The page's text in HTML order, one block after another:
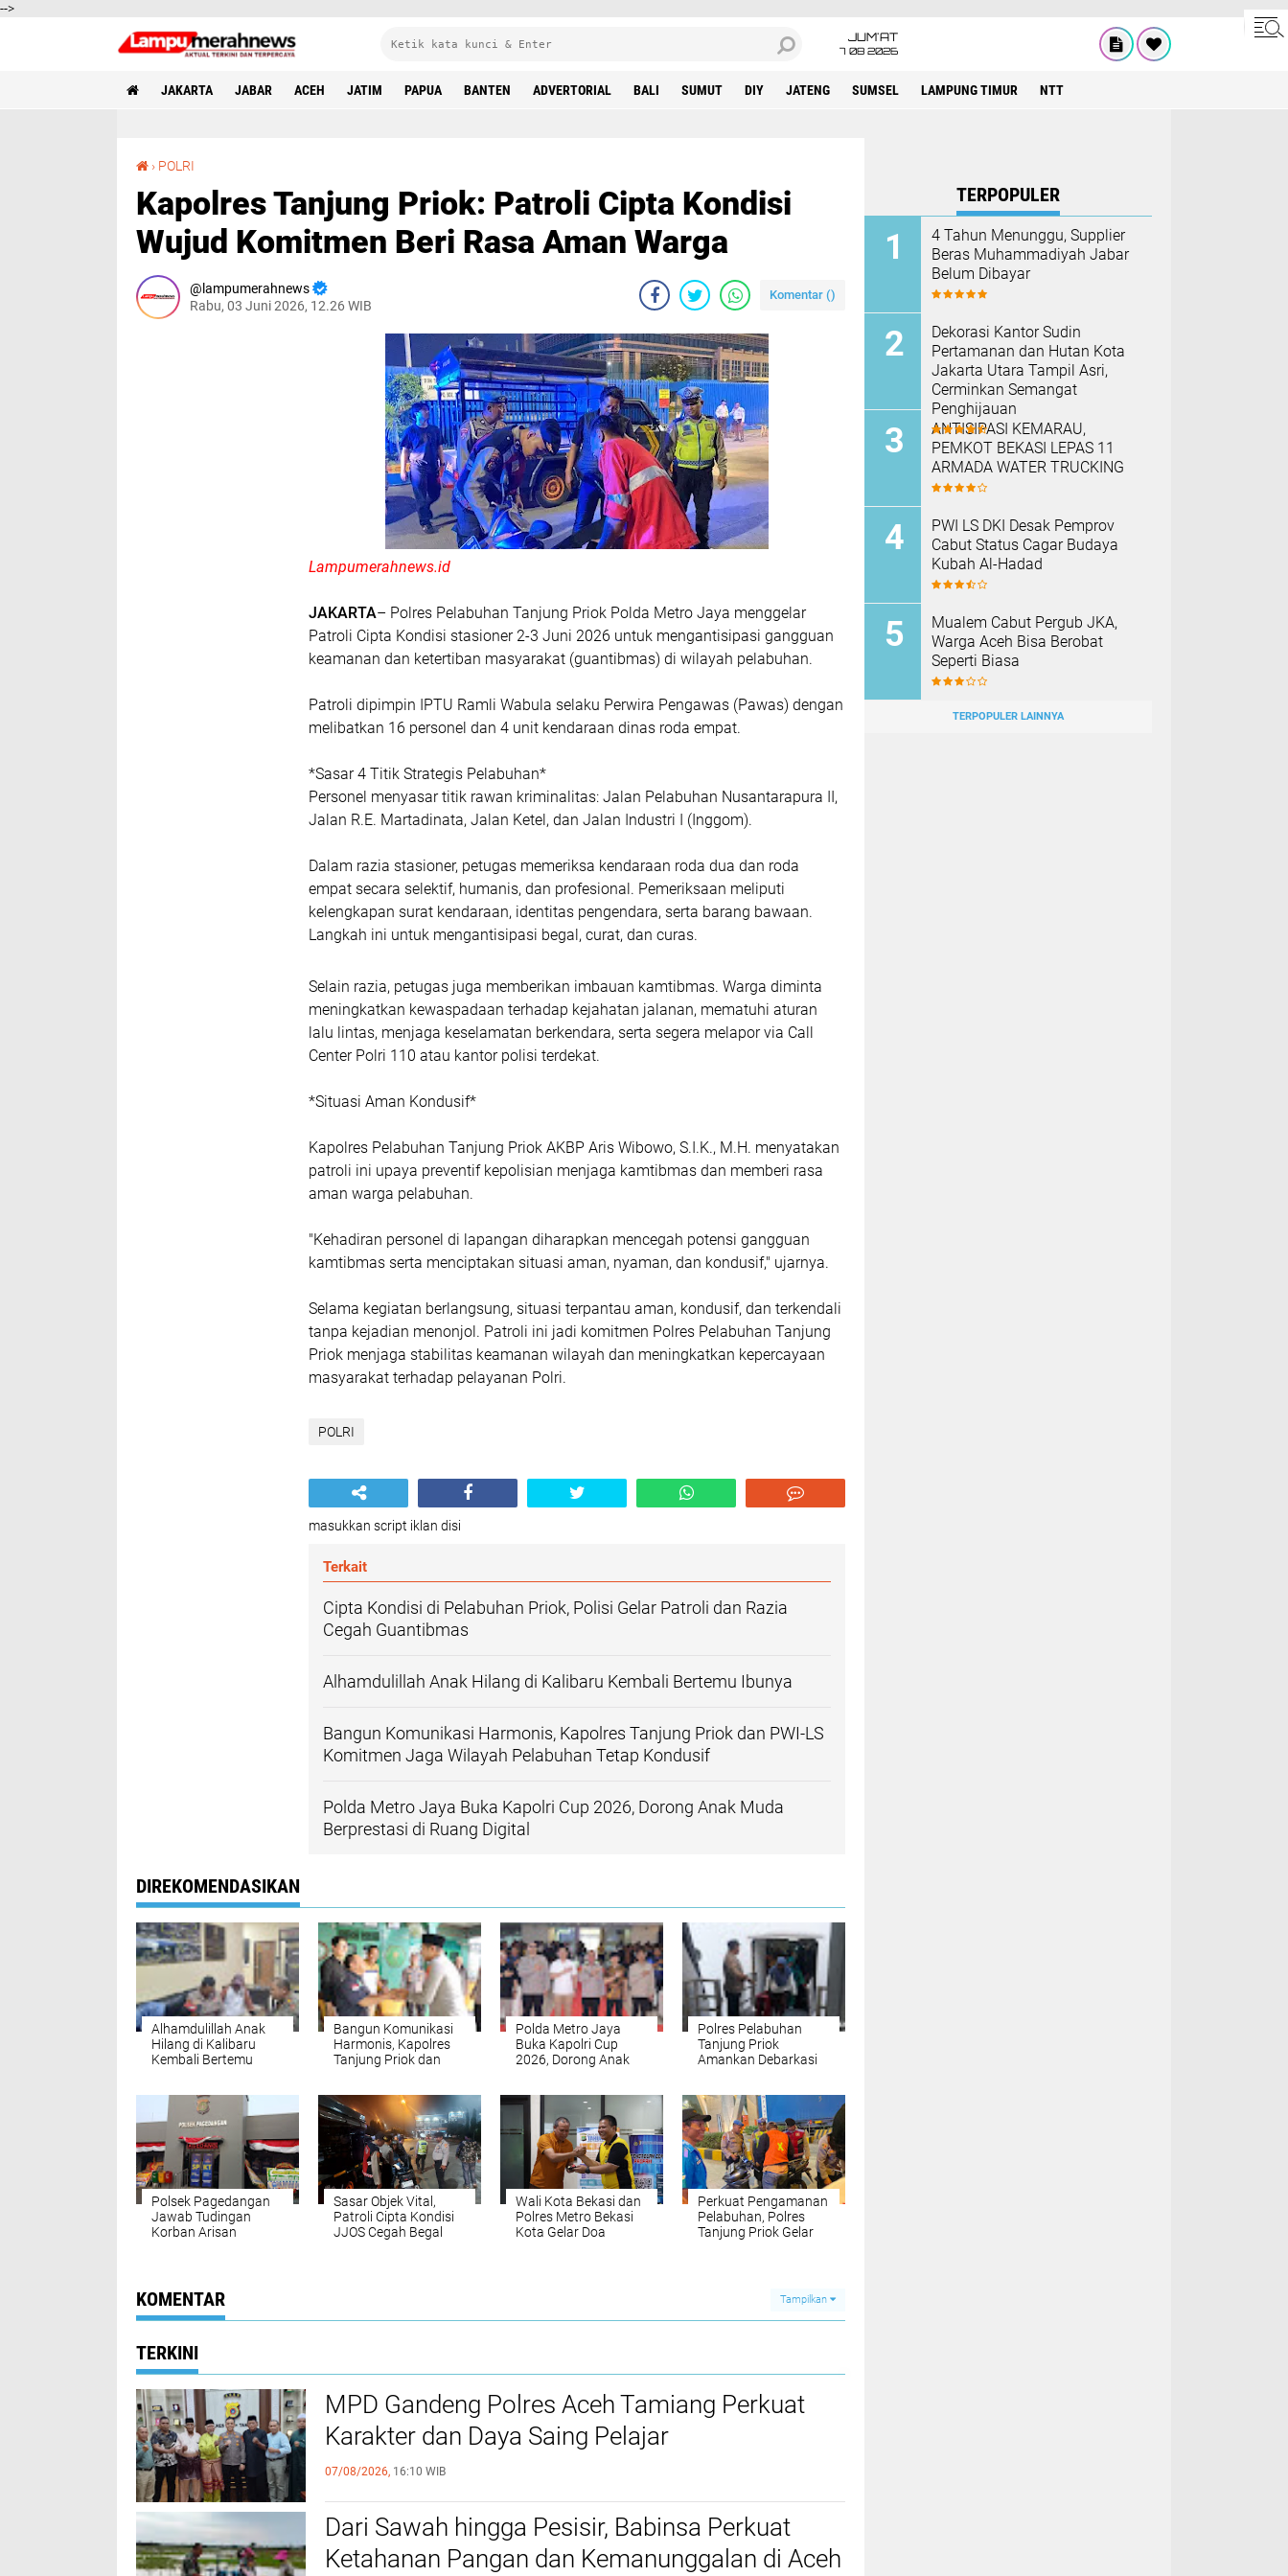
-->
JUM'AT
7 08 2026
JAKARTA JABAR ACEH JATIM PAPUA BANTEN ADVERTORIAL BALI SUMUT DIY JATENG SUMSEL LAMPUNG TIMUR NTT
› POLRI
Kapolres Tanjung Priok: Patroli Cipta Kondisi
Wujud Komitmen Beri Rasa Aman Warga
lampumerahnews
Rabu, 03 Juni 2026, 12.26 WIB
Komentar ()
Lampumerahnews.id
JAKARTA– Polres Pelabuhan Tanjung Priok Polda Metro Jaya menggelar
Patroli Cipta Kondisi stasioner 2-3 Juni 2026 untuk mengantisipasi gangguan
keamanan dan ketertiban masyarakat (guantibmas) di wilayah pelabuhan.
Patroli dipimpin IPTU Ramli Wabula selaku Perwira Pengawas (Pawas) dengan
melibatkan 16 personel dan 4 unit kendaraan dinas roda empat.
*Sasar 4 Titik Strategis Pelabuhan*
Personel menyasar titik rawan kriminalitas: Jalan Pelabuhan Nusantarapura II,
Jalan R.E. Martadinata, Jalan Ketel, dan Jalan Industri I (Inggom).
Dalam razia stasioner, petugas memeriksa kendaraan roda dua dan roda
empat secara selektif, humanis, dan profesional. Pemeriksaan meliputi
kelengkapan surat kendaraan, identitas pengendara, serta barang bawaan.
Langkah ini untuk mengantisipasi begal, curat, dan curas.
Selain razia, petugas juga memberikan imbauan kamtibmas. Warga diminta
meningkatkan kewaspadaan terhadap kejahatan jalanan, mematuhi aturan
lalu lintas, menjaga keselamatan berkendara, serta segera melapor via Call
Center Polri 110 atau kantor polisi terdekat.
*Situasi Aman Kondusif*
Kapolres Pelabuhan Tanjung Priok AKBP Aris Wibowo, S.I.K., M.H. menyatakan
patroli ini upaya preventif kepolisian menjaga kamtibmas dan memberi rasa
aman warga pelabuhan.
"Kehadiran personel di lapangan diharapkan mencegah potensi gangguan
kamtibmas serta menciptakan situasi aman, nyaman, dan kondusif," ujarnya.
Selama kegiatan berlangsung, situasi terpantau aman, kondusif, dan terkendali
tanpa kejadian menonjol. Patroli ini jadi komitmen Polres Pelabuhan Tanjung
Priok menjaga stabilitas keamanan wilayah dan meningkatkan kepercayaan
masyarakat terhadap pelayanan Polri.
POLRI
masukkan script iklan disi
Terkait
Cipta Kondisi di Pelabuhan Priok, Polisi Gelar Patroli dan Razia
Cegah Guantibmas
Alhamdulillah Anak Hilang di Kalibaru Kembali Bertemu Ibunya
Bangun Komunikasi Harmonis, Kapolres Tanjung Priok dan PWI-LS
Komitmen Jaga Wilayah Pelabuhan Tetap Kondusif
Polda Metro Jaya Buka Kapolri Cup 2026, Dorong Anak Muda
Berprestasi di Ruang Digital
DIREKOMENDASIKAN
Alhamdulillah Anak
Hilang di Kalibaru
Kembali Bertemu
Bangun Komunikasi
Harmonis, Kapolres
Tanjung Priok dan
Pelabuhan Tetap
Kondusif
Polda Metro Jaya
Buka Kapolri Cup
2026, Dorong Anak
Polres Pelabuhan
Tanjung Priok
Amankan Debarkasi
Polsek Pagedangan
Jawab Tudingan
Korban Arisan
Sasar Objek Vital,
Patroli Cipta Kondisi
JJOS Cegah Begal
Wali Kota Bekasi dan
Polres Metro Bekasi
Kota Gelar Doa
Perkuat Pengamanan
Pelabuhan, Polres
Tanjung Priok Gelar
KOMENTAR Tampilkan
TERKINI
MPD Gandeng Polres Aceh Tamiang Perkuat
Karakter dan Daya Saing Pelajar
07/08/2026, 16:10 WIB
Dari Sawah hingga Pesisir, Babinsa Perkuat
Ketahanan Pangan dan Kemanunggalan di Aceh
TERPOPULER
4 Tahun Menunggu, Supplier
Beras Muhammadiyah Jabar
Belum Dibayar
Dekorasi Kantor Sudin
Pertamanan dan Hutan Kota
Jakarta Utara Tampil Asri,
Cerminkan Semangat
Penghijauan
ANTISIPASI KEMARAU,
PEMKOT BEKASI LEPAS 11
ARMADA WATER TRUCKING
PWI LS DKI Desak Pemprov
Cabut Status Cagar Budaya
Kubah Al-Hadad
Mualem Cabut Pergub JKA,
Warga Aceh Bisa Berobat
Seperti Biasa
TERPOPULER LAINNYA